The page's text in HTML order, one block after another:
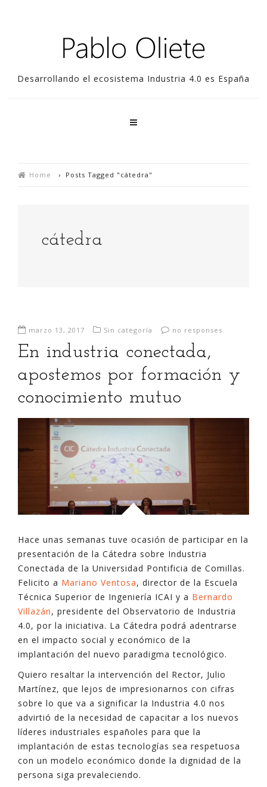
Desarrollando el ecosistema Industria 4.0 es España
Home › Posts Tagged "cátedra"
cátedra
marzo 13, 2017 Sin categoría no responses
En industria conectada,
apostemos por formación y
conocimiento mutuo
Hace unas semanas tuve ocasión de participar en la
presentación de la Cátedra sobre Industria
Conectada de la Universidad Pontificia de Comillas.
Felicito a Mariano Ventosa, director de la Escuela
Técnica Superior de Ingeniería ICAI y a Bernardo
Villazán, presidente del Observatorio de Industria
4.0, por la iniciativa. La Cátedra podrá adentrarse
en el impacto social y económico de la
implantación del nuevo paradigma tecnológico.
Quiero resaltar la intervención del Rector, Julio
Martínez, que lejos de impresionarnos con cifras
sobre lo que va a significar la Industria 4.0 nos
advirtió de la necesidad de capacitar a los nuevos
líderes industriales españoles para que la
implantación de estas tecnologías sea respetuosa
con un modelo económico donde la dignidad de la
persona siga prevaleciendo.